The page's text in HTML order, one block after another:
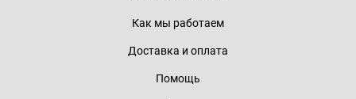
Как мы работаем
Доставка и оплата
Помощь